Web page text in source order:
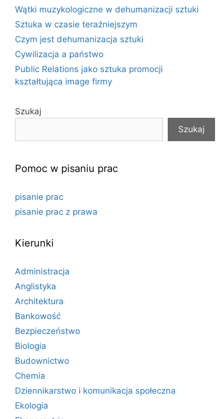
Wątki muzykologiczne w dehumanizacji sztuki
Sztuka w czasie teraźniejszym
Czym jest dehumanizacja sztuki
Cywilizacja a państwo
Public Relations jako sztuka promocji
kształtująca image firmy
Szukaj
Szukaj
Pomoc w pisaniu prac
pisanie prac
pisanie prac z prawa
Kierunki
Administracja
Anglistyka
Architektura
Bankowość
Bezpieczeństwo
Biologia
Budownictwo
Chemia
Dziennikarstwo i komunikacja społeczna
Ekologia